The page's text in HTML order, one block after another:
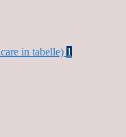
in tabelle) 1